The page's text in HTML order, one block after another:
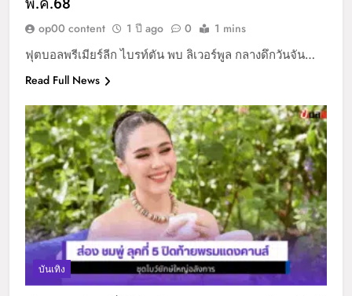
op00 content 1 ปี ago 0 1 mins
ฟุตบอลพรีเมียร์ลีก ไบรท์ตัน พบ ลิเวอร์พูล กลางดึกวันจัน…
Read Full News
บันเทิง